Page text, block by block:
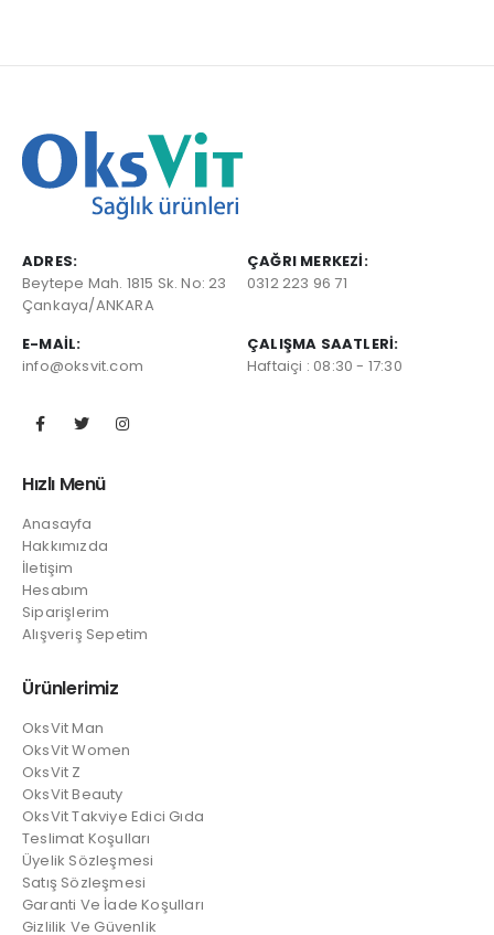
ADRES:
Beytepe Mah. 1815 Sk. No: 23
Çankaya/ANKARA
ÇAĞRI MERKEZI:
0312 223 96 71
E-MAIL:
info@oksvit.com
ÇALIŞMA SAATLERI:
Haftaiçi : 08:30 - 17:30
Hızlı Menü
Anasayfa
Hakkımızda
İletişim
Hesabım
Siparişlerim
Alışveriş Sepetim
Ürünlerimiz
OksVit Man
OksVit Women
OksVit Z
OksVit Beauty
OksVit Takviye Edici Gıda
Teslimat Koşulları
Üyelik Sözleşmesi
Satış Sözleşmesi
Garanti Ve İade Koşulları
Gizlilik Ve Güvenlik